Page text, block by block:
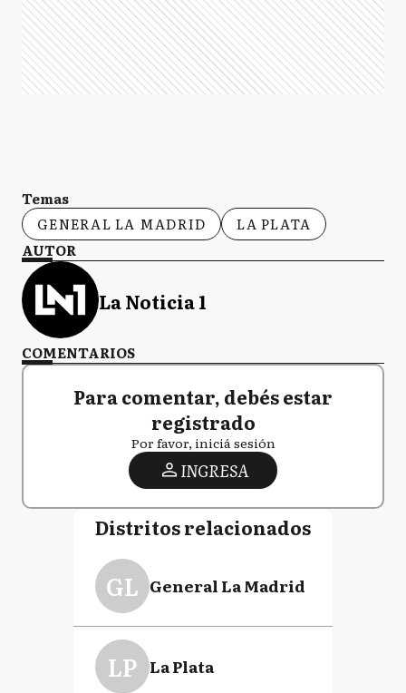
Temas
GENERAL LA MADRID
LA PLATA
AUTOR
La Noticia 1
COMENTARIOS
Para comentar, debés estar
registrado
Por favor, iniciá sesión
INGRESA
Distritos relacionados
GL General La Madrid
LP La Plata